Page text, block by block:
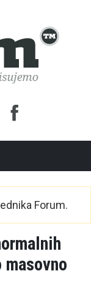
Forum.